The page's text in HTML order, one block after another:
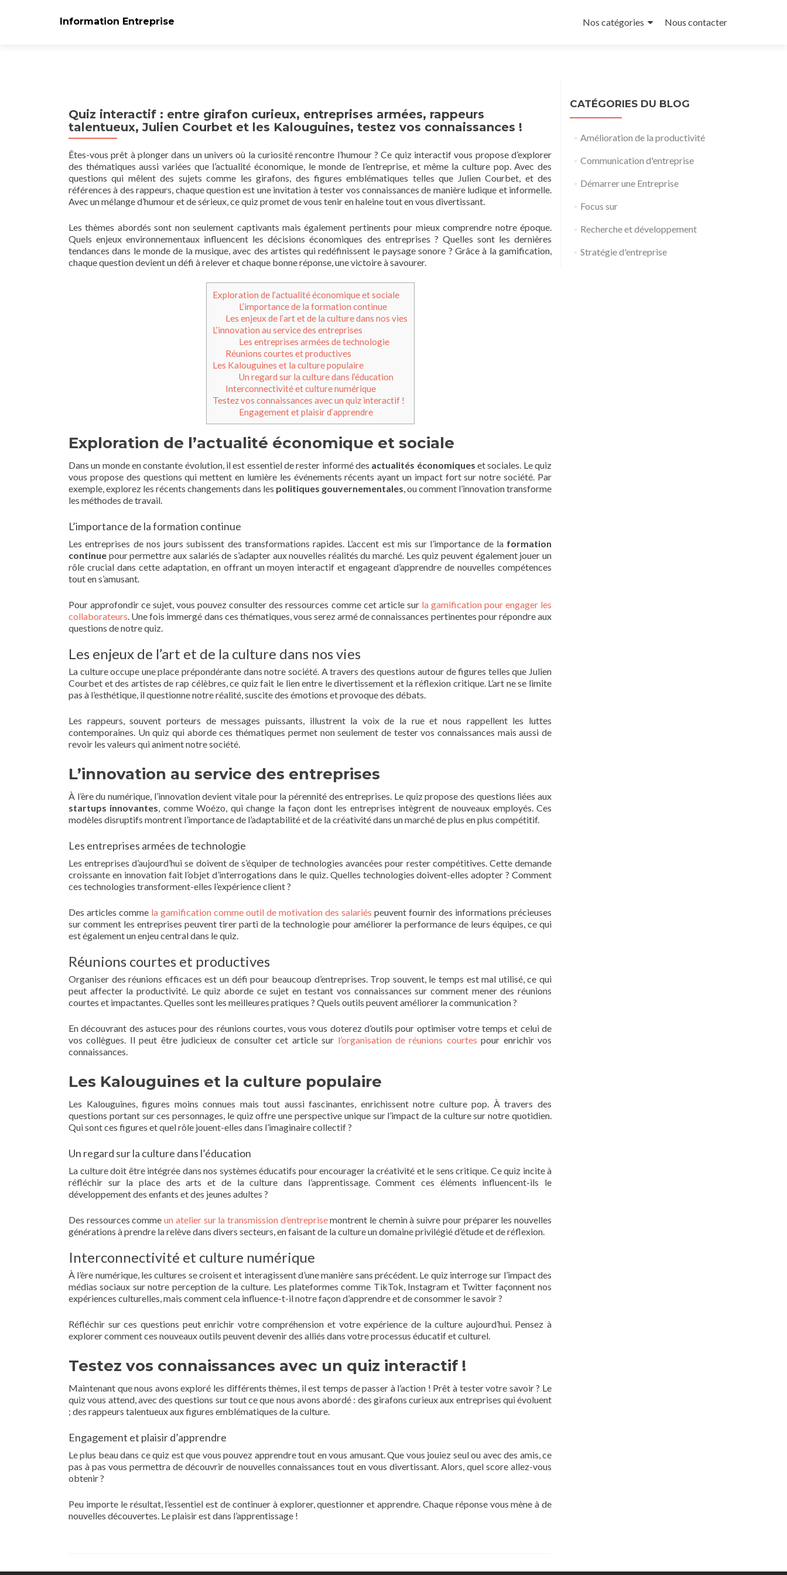
Information Entreprise
au
Nos catégories Nous contacter
Quiz interactif : entre girafon curieux, entreprises armées, rappeurs
talentueux, Julien Courbet et les Kalouguines, testez vos connaissances !
Êtes-vous prêt à plonger dans un univers où la curiosité rencontre l’humour ? Ce quiz interactif vous propose d’explorer
des thématiques aussi variées que l’actualité économique, le monde de l’entreprise, et même la culture pop. Avec des
questions qui mêlent des sujets comme les girafons, des figures emblématiques telles que Julien Courbet, et des
références à des rappeurs, chaque question est une invitation à tester vos connaissances de manière ludique et informelle.
Avec un mélange d’humour et de sérieux, ce quiz promet de vous tenir en haleine tout en vous divertissant.
Les thèmes abordés sont non seulement captivants mais également pertinents pour mieux comprendre notre époque.
Quels enjeux environnementaux influencent les décisions économiques des entreprises ? Quelles sont les dernières
tendances dans le monde de la musique, avec des artistes qui redéfinissent le paysage sonore ? Grâce à la gamification,
chaque question devient un défi à relever et chaque bonne réponse, une victoire à savourer.
Exploration de l’actualité économique et sociale
L’importance de la formation continue
Les enjeux de l’art et de la culture dans nos vies
L’innovation au service des entreprises
Les entreprises armées de technologie
Réunions courtes et productives
Les Kalouguines et la culture populaire
Un regard sur la culture dans l’éducation
Interconnectivité et culture numérique
Testez vos connaissances avec un quiz interactif !
Engagement et plaisir d’apprendre
Exploration de l’actualité économique et sociale
Dans un monde en constante évolution, il est essentiel de rester informé des actualités économiques et sociales. Le quiz
vous propose des questions qui mettent en lumière les événements récents ayant un impact fort sur notre société. Par
exemple, explorez les récents changements dans les politiques gouvernementales, ou comment l’innovation transforme
les méthodes de travail.
L’importance de la formation continue
Les entreprises de nos jours subissent des transformations rapides. L’accent est mis sur l’importance de la formation
continue pour permettre aux salariés de s’adapter aux nouvelles réalités du marché. Les quiz peuvent également jouer un
rôle crucial dans cette adaptation, en offrant un moyen interactif et engageant d’apprendre de nouvelles compétences
tout en s’amusant.
Pour approfondir ce sujet, vous pouvez consulter des ressources comme cet article sur la gamification pour engager les
collaborateurs. Une fois immergé dans ces thématiques, vous serez armé de connaissances pertinentes pour répondre aux
questions de notre quiz.
Les enjeux de l’art et de la culture dans nos vies
La culture occupe une place prépondérante dans notre société. A travers des questions autour de figures telles que Julien
Courbet et des artistes de rap célèbres, ce quiz fait le lien entre le divertissement et la réflexion critique. L’art ne se limite
pas à l’esthétique, il questionne notre réalité, suscite des émotions et provoque des débats.
Les rappeurs, souvent porteurs de messages puissants, illustrent la voix de la rue et nous rappellent les luttes
contemporaines. Un quiz qui aborde ces thématiques permet non seulement de tester vos connaissances mais aussi de
revoir les valeurs qui animent notre société.
L’innovation au service des entreprises
À l’ère du numérique, l’innovation devient vitale pour la pérennité des entreprises. Le quiz propose des questions liées aux
startups innovantes, comme Woézo, qui change la façon dont les entreprises intègrent de nouveaux employés. Ces
modèles disruptifs montrent l’importance de l’adaptabilité et de la créativité dans un marché de plus en plus compétitif.
Les entreprises armées de technologie
Les entreprises d’aujourd’hui se doivent de s’équiper de technologies avancées pour rester compétitives. Cette demande
croissante en innovation fait l’objet d’interrogations dans le quiz. Quelles technologies doivent-elles adopter ? Comment
ces technologies transforment-elles l’expérience client ?
Des articles comme la gamification comme outil de motivation des salariés peuvent fournir des informations précieuses
sur comment les entreprises peuvent tirer parti de la technologie pour améliorer la performance de leurs équipes, ce qui
est également un enjeu central dans le quiz.
Réunions courtes et productives
Organiser des réunions efficaces est un défi pour beaucoup d’entreprises. Trop souvent, le temps est mal utilisé, ce qui
peut affecter la productivité. Le quiz aborde ce sujet en testant vos connaissances sur comment mener des réunions
courtes et impactantes. Quelles sont les meilleures pratiques ? Quels outils peuvent améliorer la communication ?
En découvrant des astuces pour des réunions courtes, vous vous doterez d’outils pour optimiser votre temps et celui de
vos collègues. Il peut être judicieux de consulter cet article sur l’organisation de réunions courtes pour enrichir vos
connaissances.
Les Kalouguines et la culture populaire
Les Kalouguines, figures moins connues mais tout aussi fascinantes, enrichissent notre culture pop. À travers des
questions portant sur ces personnages, le quiz offre une perspective unique sur l’impact de la culture sur notre quotidien.
Qui sont ces figures et quel rôle jouent-elles dans l’imaginaire collectif ?
Un regard sur la culture dans l’éducation
La culture doit être intégrée dans nos systèmes éducatifs pour encourager la créativité et le sens critique. Ce quiz incite à
réfléchir sur la place des arts et de la culture dans l’apprentissage. Comment ces éléments influencent-ils le
développement des enfants et des jeunes adultes ?
Des ressources commeun atelier sur la transmission d’entreprisemontrent le chemin à suivre pour préparer les nouvelles
générations à prendre la relève dans divers secteurs, en faisant de la culture un domaine privilégié d’étude et de réflexion.
Interconnectivité et culture numérique
À l’ère numérique, les cultures se croisent et interagissent d’une manière sans précédent. Le quiz interroge sur l’impact des
médias sociaux sur notre perception de la culture. Les plateformes comme TikTok, Instagram et Twitter façonnent nos
expériences culturelles, mais comment cela influence-t-il notre façon d’apprendre et de consommer le savoir ?
Réfléchir sur ces questions peut enrichir votre compréhension et votre expérience de la culture aujourd’hui. Pensez à
explorer comment ces nouveaux outils peuvent devenir des alliés dans votre processus éducatif et culturel.
Testez vos connaissances avec un quiz interactif !
Maintenant que nous avons exploré les différents thèmes, il est temps de passer à l’action ! Prêt à tester votre savoir ? Le
quiz vous attend, avec des questions sur tout ce que nous avons abordé : des girafons curieux aux entreprises qui évoluent
; des rappeurs talentueux aux figures emblématiques de la culture.
Engagement et plaisir d’apprendre
Le plus beau dans ce quiz est que vous pouvez apprendre tout en vous amusant. Que vous jouiez seul ou avec des amis, ce
pas à pas vous permettra de découvrir de nouvelles connaissances tout en vous divertissant. Alors, quel score allez-vous
obtenir ?
Peu importe le résultat, l’essentiel est de continuer à explorer, questionner et apprendre. Chaque réponse vous mène à de
nouvelles découvertes. Le plaisir est dans l’apprentissage !
CATÉGORIES DU BLOG
Amélioration de la productivité
Communication d'entreprise
Démarrer une Entreprise
Focus sur
Recherche et développement
Stratégie d'entreprise